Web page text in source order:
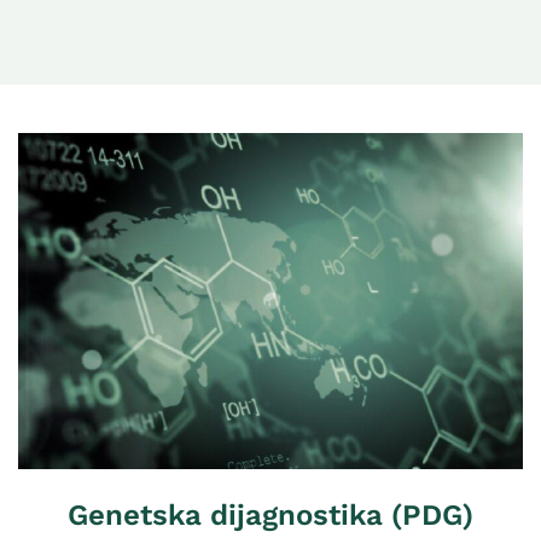
Genetska dijagnostika (PDG)